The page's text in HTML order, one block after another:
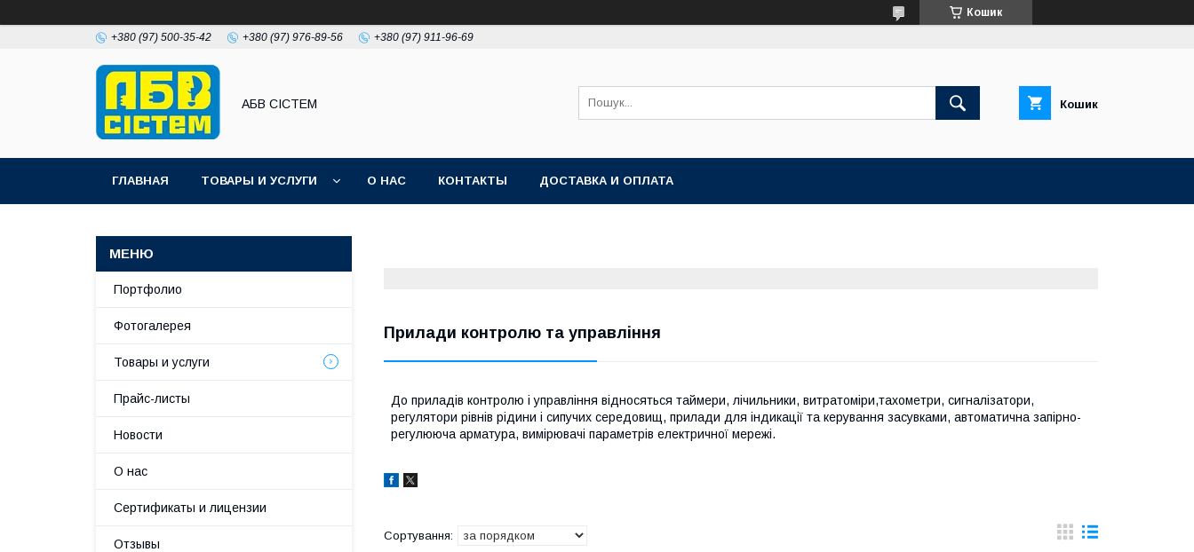
Кошик
+380 (97) 500-35-42 +380 (97) 976-89-56 +380 (97) 911-96-69
АБВ СІСТЕМ Кошик
ГЛАВНАЯ ТОВАРЫ И УСЛУГИ О НАС КОНТАКТЫ ДОСТАВКА И ОПЛАТА
Прилади контролю та управління
До приладів контролю і управління відносяться таймери, лічильники, витратоміри,тахометри, сигналізатори,
регулятори рівнів рідини і сипучих середовищ, прилади для індикації та керування засувками, автоматична запірно-
регулююча арматура, вимірювачі параметрів електричної мережі.
Портфолио
Фотогалерея
Товары и услуги
Прайс-листы
Новости
О нас
Сертификаты и лицензии
Отзывы